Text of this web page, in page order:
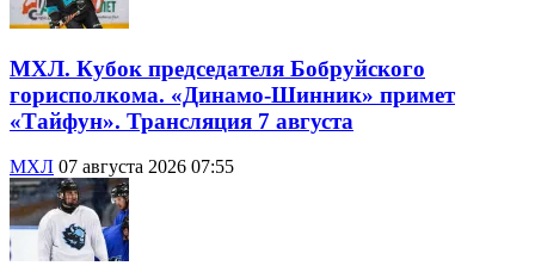
МХЛ. Кубок председателя Бобруйского
горисполкома. «Динамо-Шинник» примет
«Тайфун». Трансляция 7 августа
МХЛ 07 августа 2026 07:55